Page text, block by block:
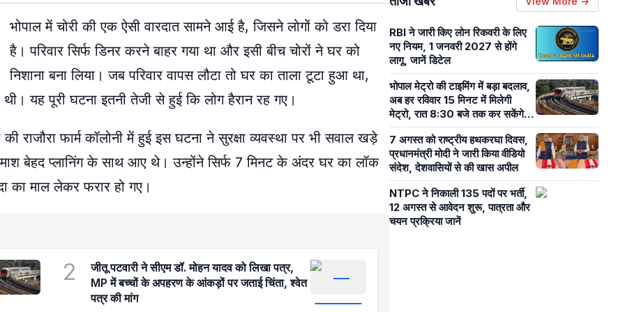
भोपाल में चोरी की एक ऐसी वारदात सामने आई है, जिसने लोगों को डरा दिया
है। परिवार सिर्फ डिनर करने बाहर गया था और इसी बीच चोरों ने घर को
निशाना बना लिया। जब परिवार वापस लौटा तो घर का ताला टूटा हुआ था,
यह पूरी घटना इतनी तेजी से हुई कि लोग हैरान रह गए।
राजौरा फार्म कॉलोनी में हुई इस घटना ने सुरक्षा व्यवस्था पर भी सवाल खड़े
बेहद प्लानिंग के साथ आए थे। उन्होंने सिर्फ 7 मिनट के अंदर घर का लॉक
का माल लेकर फरार हो गए।
2
जीतू पटवारी ने सीएम डॉ. मोहन यादव को लिखा पत्र,
MP में बच्चों के अपहरण के आंकड़ों पर जताई चिंता, श्वेत
पत्र की मांग
RBI ने जारी किए लोन रिकवरी के लिए
नए नियम, 1 जनवरी 2027 से होंगे
लागू, जानें डिटेल
भोपाल मेट्रो की टाइमिंग में बड़ा बदलाव,
अब हर रविवार 15 मिनट में मिलेगी
मेट्रो, रात 8:30 बजे तक कर सकेंगे
सफर
7 अगस्त को राष्ट्रीय हथकरघा दिवस,
प्रधानमंत्री मोदी ने जारी किया वीडियो
संदेश, देशवासियों से की खास अपील
NTPC ने निकाली 135 पदों पर भर्ती,
12 अगस्त से आवेदन शुरू, पात्रता और
चयन प्रक्रिया जानें